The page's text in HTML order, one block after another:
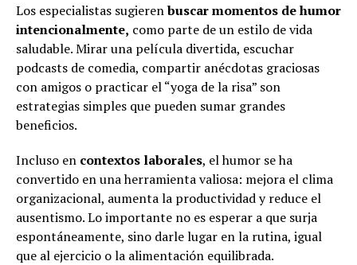
Los especialistas sugierenbuscar momentos de humor
intencionalmente, como parte de un estilo de vida
saludable. Mirar una película divertida, escuchar
podcasts de comedia, compartir anécdotas graciosas
con amigos o practicar el “yoga de la risa” son
estrategias simples que pueden sumar grandes
beneficios.
Incluso en contextos laborales, el humor se ha
convertido en una herramienta valiosa: mejora el clima
organizacional, aumenta la productividad y reduce el
ausentismo. Lo importante no es esperar a que surja
espontáneamente, sino darle lugar en la rutina, igual
que al ejercicio o la alimentación equilibrada.